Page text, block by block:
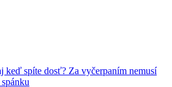
keď spíte dosť? Za vyčerpaním nemusí